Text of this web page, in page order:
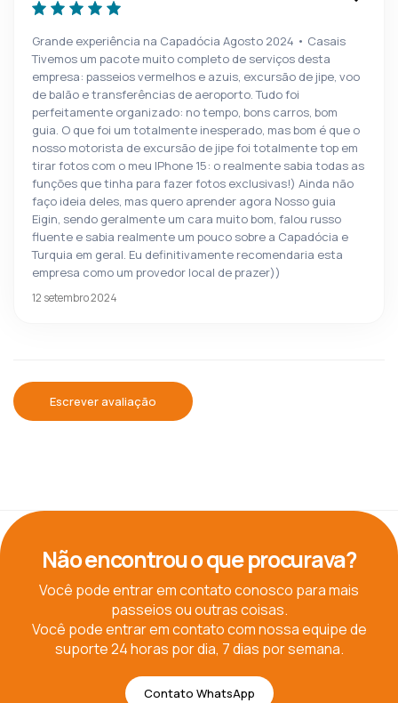
Grande experiência na Capadócia Agosto 2024 • Casais
Tivemos um pacote muito completo de serviços desta
empresa: passeios vermelhos e azuis, excursão de jipe, voo
de balão e transferências de aeroporto. Tudo foi
perfeitamente organizado: no tempo, bons carros, bom
guia. O que foi um totalmente inesperado, mas bom é que o
nosso motorista de excursão de jipe foi totalmente top em
tirar fotos com o meu IPhone 15: o realmente sabia todas as
funções que tinha para fazer fotos exclusivas!) Ainda não
faço ideia deles, mas quero aprender agora Nosso guia
Eigin, sendo geralmente um cara muito bom, falou russo
fluente e sabia realmente um pouco sobre a Capadócia e
Turquia em geral. Eu definitivamente recomendaria esta
empresa como um provedor local de prazer))
12 setembro 2024
Escrever avaliação
Não encontrou o que procurava?
Você pode entrar em contato conosco para mais
passeios ou outras coisas.
Você pode entrar em contato com nossa equipe de
suporte 24 horas por dia, 7 dias por semana.
Contato WhatsApp